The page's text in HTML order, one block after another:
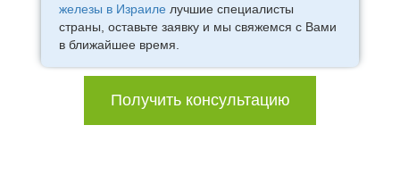
железы в Израиле лучшие специалисты
страны, оставьте заявку и мы свяжемся с Вами
в ближайшее время.
Получить консультацию